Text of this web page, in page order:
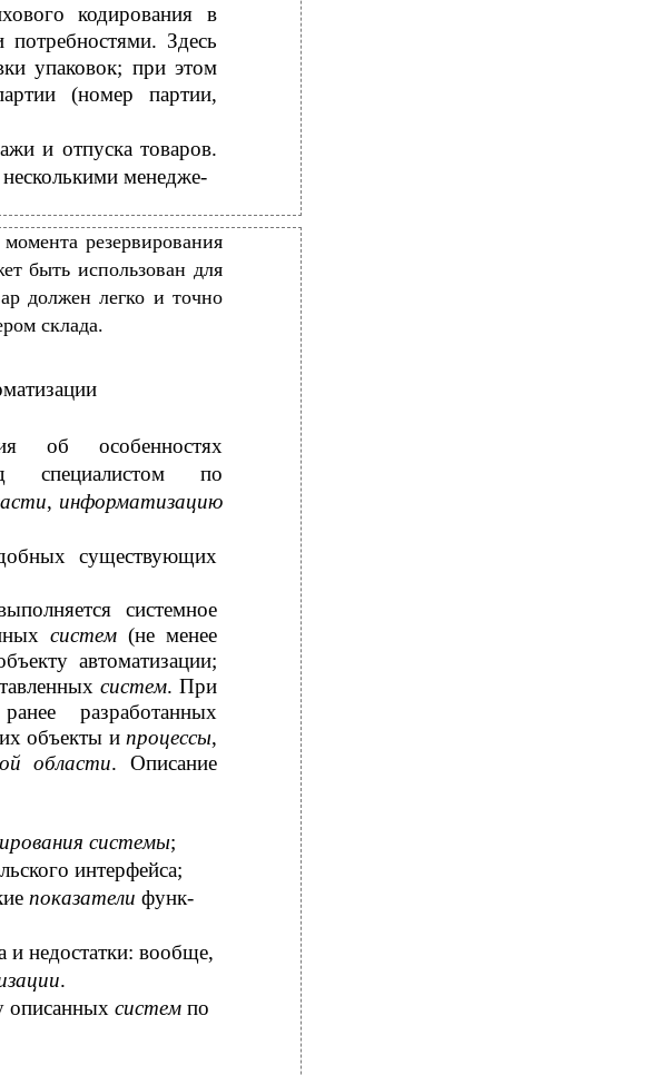
кодирования в
потребностями. Здесь
упаковок; при этом
(номер партии,
и отпуска товаров.
несколькими менедже-
резервирования
быть использован для
должен легко и точно
склада.
об особенностях
специалистом по
, информатизацию
существующих
системное
систем (не менее
автоматизации;
систем. При
разработанных
объекты и процессы,
области. Описание
системы;
интерфейса;
показатели функ-
и недостатки: вообще,
.
описанных систем по